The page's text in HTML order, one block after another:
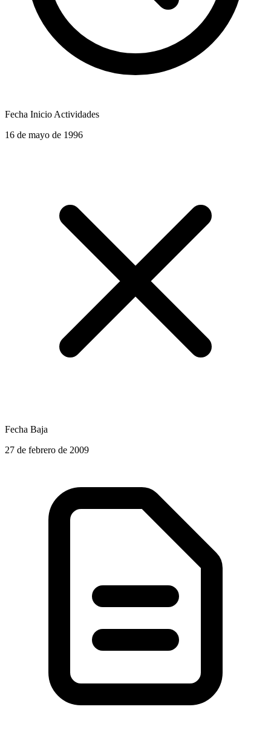
Fecha Inicio Actividades
16 de mayo de 1996
Fecha Baja
27 de febrero de 2009